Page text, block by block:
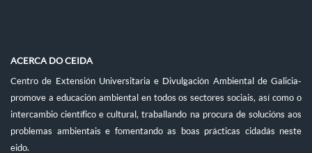
ACERCA DO CEIDA
Centro de Extensión Universitaria e Divulgación Ambiental de Galicia-
promove a educación ambiental en todos os sectores sociais, así como o
intercambio científico e cultural, traballando na procura de solucións aos
problemas ambientais e fomentando as boas prácticas cidadás neste
eido.